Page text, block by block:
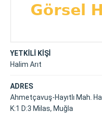
YETKİLİ KİŞİ
Halim Arıt
ADRES
Ahmetçavuş-Hayıtlı Mah.
K:1 D:3 Milas, Muğla